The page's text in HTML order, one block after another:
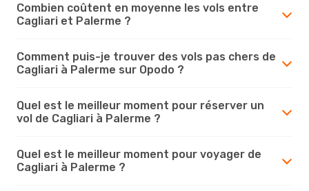
Combien coûtent en moyenne les vols entre
Cagliari et Palerme ?
Comment puis-je trouver des vols pas chers de
Cagliari à Palerme sur Opodo ?
Quel est le meilleur moment pour réserver un
vol de Cagliari à Palerme ?
Quel est le meilleur moment pour voyager de
Cagliari à Palerme ?